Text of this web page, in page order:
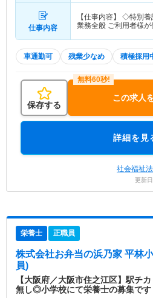
仕事内容
【仕事内容】 ◇特別
業務全般 ご利用者様
車通勤可 残業少なめ 積極採用
保存する
この求人
詳細を見
社会福祉
更新
栄養士 正職員
株式会社お弁当の浜乃家 平林
員)
【大阪府／大阪市住之江区】駅チ
無し◎小学校にて栄養士の募集です